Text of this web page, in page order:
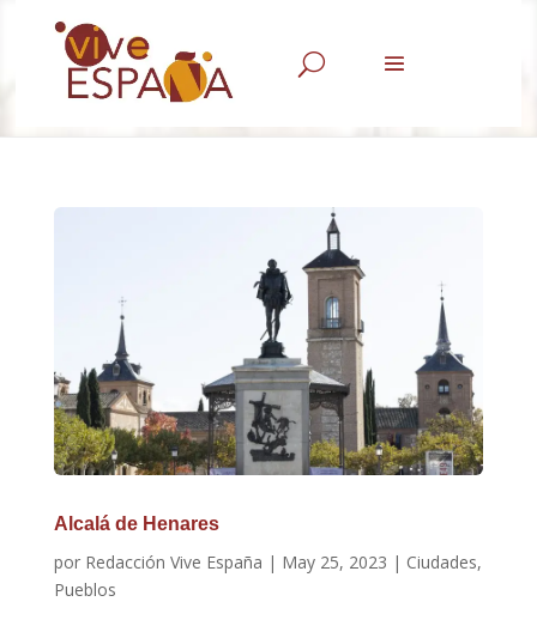
U
Alcalá de Henares
por Redacción Vive España | May 25, 2023 | Ciudades,
Pueblos